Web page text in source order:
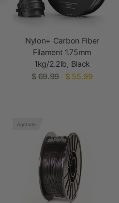
Nylon+ Carbon Fiber
Filament 1.75mm
1kg/2.2lb, Black
$ 69.99
$ 55.99
Agotado